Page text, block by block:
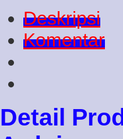
Deskripsi
Komentar
Detail